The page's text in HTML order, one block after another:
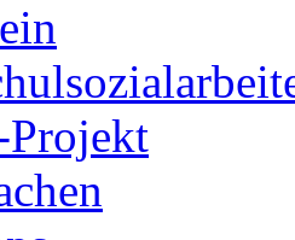
Projekt